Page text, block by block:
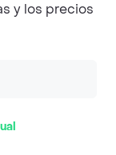
y los precios